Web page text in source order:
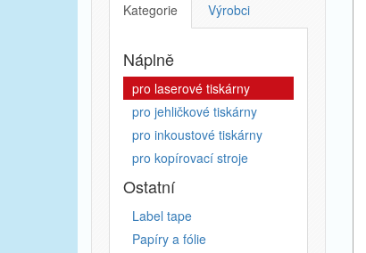
Kategorie Výrobci
Náplně
pro laserové tiskárny
pro jehličkové tiskárny
pro inkoustové tiskárny
pro kopírovací stroje
Ostatní
Label tape
Papíry a fólie